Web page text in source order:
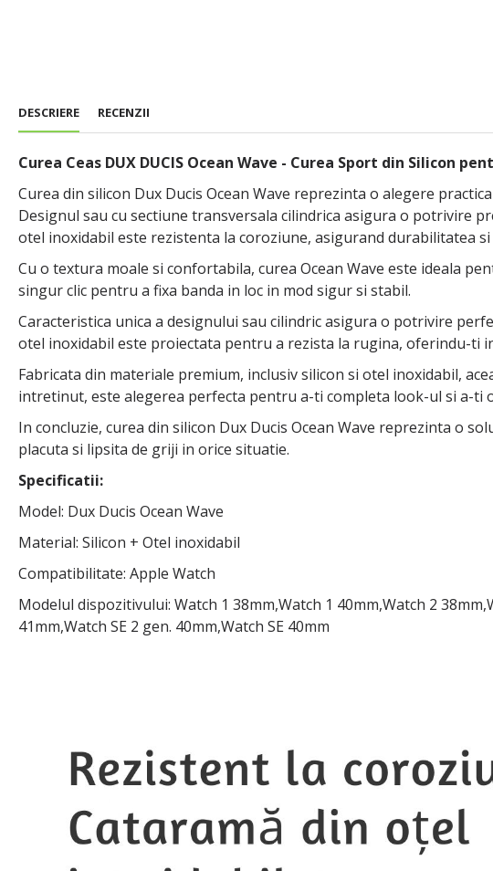
DESCRIERE RECENZII
Curea Ceas DUX DUCIS Ocean Wave - Curea Sport din Silicon
Curea din silicon Dux Ducis Ocean Wave reprezinta o alegere
Designul sau cu sectiune transversala cilindrica asigura o potrivire
otel inoxidabil este rezistenta la coroziune, asigurand durabilitatea
Cu o textura moale si confortabila, curea Ocean Wave este ideala
singur clic pentru a fixa banda in loc in mod sigur si stabil.
Caracteristica unica a designului sau cilindric asigura o potrivire
otel inoxidabil este proiectata pentru a rezista la rugina, oferindu-ti
Fabricata din materiale premium, inclusiv silicon si otel inoxidabil,
intretinut, este alegerea perfecta pentru a-ti completa look-ul si a-
In concluzie, curea din silicon Dux Ducis Ocean Wave reprezinta o
placuta si lipsita de griji in orice situatie.
Specificatii:
Model: Dux Ducis Ocean Wave
Material: Silicon + Otel inoxidabil
Compatibilitate: Apple Watch
Modelul dispozitivului: Watch 1 38mm,Watch 1 40mm,Watch 2
41mm,Watch SE 2 gen. 40mm,Watch SE 40mm